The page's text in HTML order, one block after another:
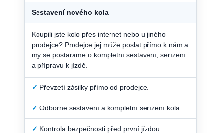
Sestavení nového kola
Koupili jste kolo přes internet nebo u jiného
prodejce? Prodejce jej může poslat přímo k nám a
my se postaráme o kompletní sestavení, seřízení
a přípravu k jízdě.
✓ Převzetí zásilky přímo od prodejce.
✓ Odborné sestavení a kompletní seřízení kola.
✓ Kontrola bezpečnosti před první jízdou.